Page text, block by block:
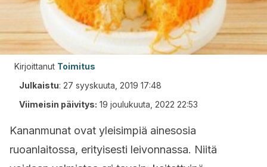
Kirjoittanut Toimitus
Julkaistu: 27 syyskuuta, 2019 17:48
Viimeisin päivitys: 19 joulukuuta, 2022 22:53
Kananmunat ovat yleisimpiä ainesosia
ruoanlaitossa, erityisesti leivonnassa. Niitä